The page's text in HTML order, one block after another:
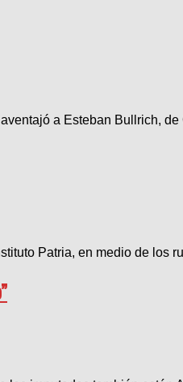
a Esteban Bullrich,
Patria, en medio de los